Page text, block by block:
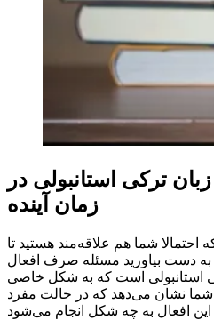
ترکی استانبولی در
زمان آینده
شما هم علاقه‌مند هستید تا
به دست بیاورید مسئله صرف افعال
استانبولی است که به شکل خاصی
شما نشان می‌دهد که در حالت مفرد